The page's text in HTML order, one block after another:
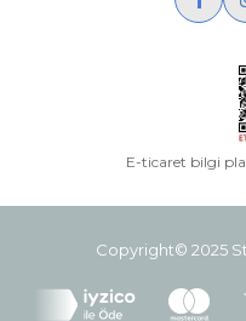
E-ticaret bilgi
Copyright© 2025